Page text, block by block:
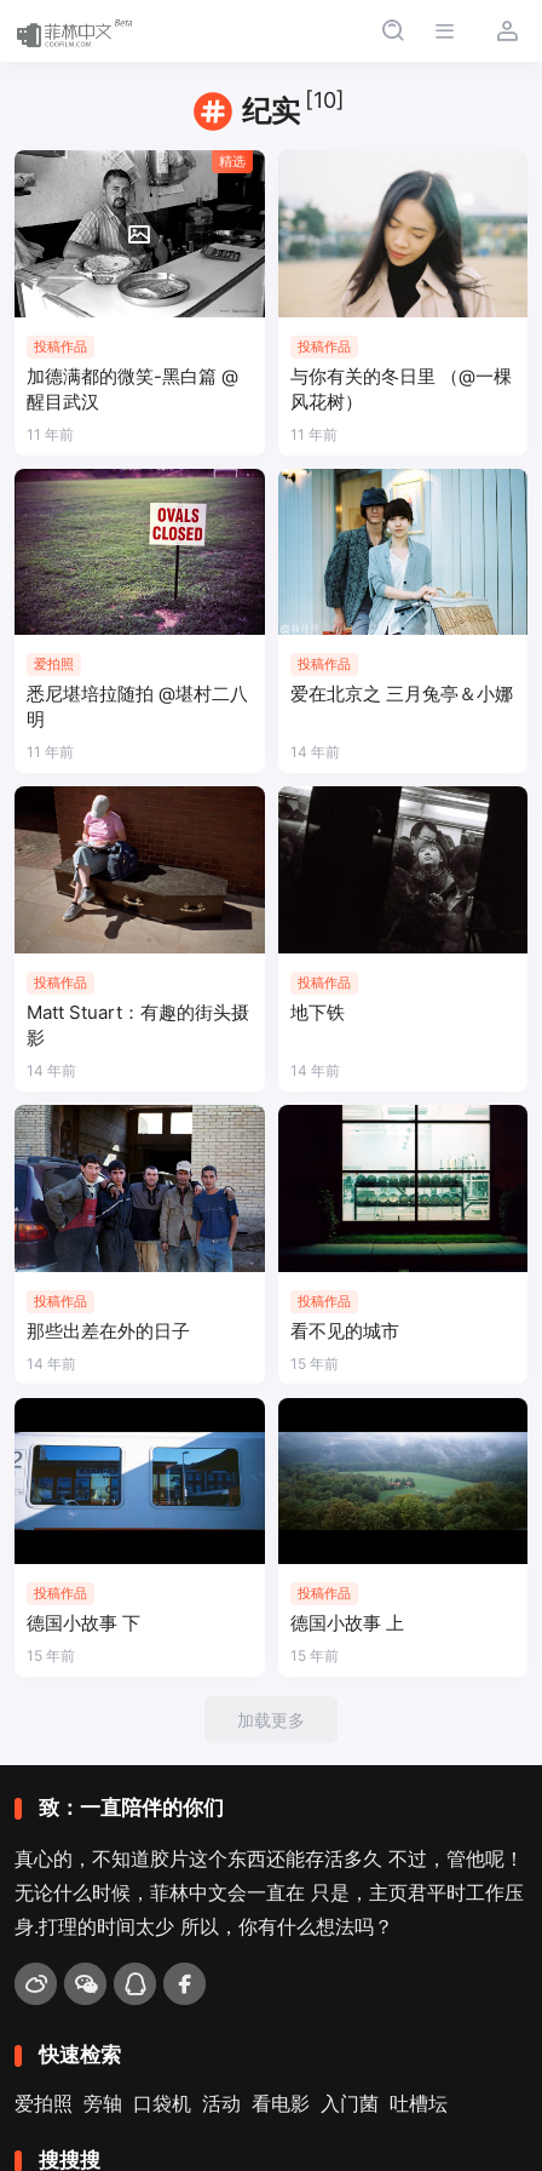
纪实 [10]
精选
投稿作品
加德满都的微笑-黑白篇 @
醒目武汉
11 年前
投稿作品
与你有关的冬日里 （@一棵
风花树）
11 年前
爱拍照
悉尼堪培拉随拍 @堪村二八
明
11 年前
投稿作品
爱在北京之 三月兔亭＆小娜
14 年前
投稿作品
Matt Stuart：有趣的街头摄
影
14 年前
投稿作品
地下铁
14 年前
投稿作品
那些出差在外的日子
14 年前
投稿作品
看不见的城市
15 年前
投稿作品
德国小故事 下
15 年前
投稿作品
德国小故事 上
15 年前
加载更多
致：一直陪伴的你们
真心的，不知道胶片这个东西还能存活多久 不过，管他呢！
无论什么时候，菲林中文会一直在 只是，主页君平时工作压
身.打理的时间太少 所以，你有什么想法吗？
快速检索
爱拍照 旁轴 口袋机 活动 看电影 入门菌 吐槽坛
搜搜搜